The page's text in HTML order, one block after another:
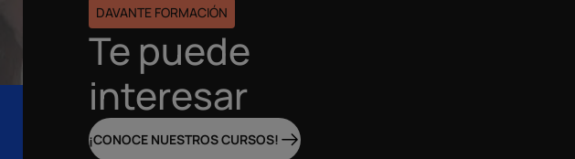
DAVANTE FORMACIÓN
Te puede
interesar
¡CONOCE NUESTROS CURSOS!